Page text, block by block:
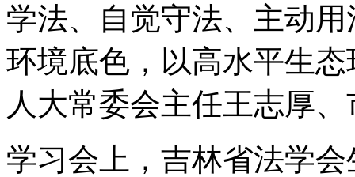
学法、自觉守法、主动
环境底色，以高水平生
人大常委会主任王志厚
学习会上，吉林省法学